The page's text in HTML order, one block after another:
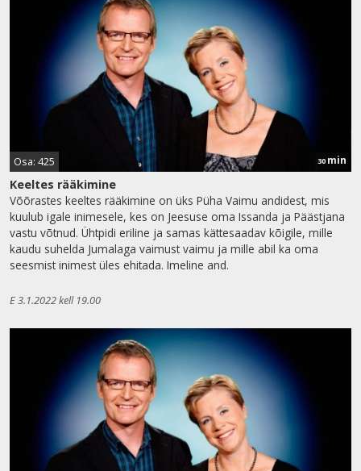
Osa: 425 30 min
Keeltes rääkimine
Võõrastes keeltes rääkimine on üks Püha Vaimu andidest, mis
kuulub igale inimesele, kes on Jeesuse oma Issanda ja Päästjana
vastu võtnud. Ühtpidi eriline ja samas kättesaadav kõigile, mille
kaudu suhelda Jumalaga vaimust vaimu ja mille abil ka oma
seesmist inimest üles ehitada. Imeline and.
E 3.1.2022 kell 19.00